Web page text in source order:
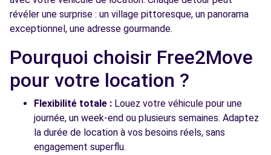
Free2Move Rent - BELLE ETOILE
AUTOMOBILES - JUVISY SUR ORGE (C)
km
5 BOULEVARD DE FONTAINEBLEAU
Voir l'agence
révéler une surprise : un village pittoresque, un panorama
exceptionnel, une adresse gourmande.
Pourquoi choisir Free2Move
pour votre location ?
Flexibilité totale : Louez votre véhicule pour une
journée, un week-end ou plusieurs semaines. Adaptez
la durée de location à vos besoins réels, sans
engagement superflu.